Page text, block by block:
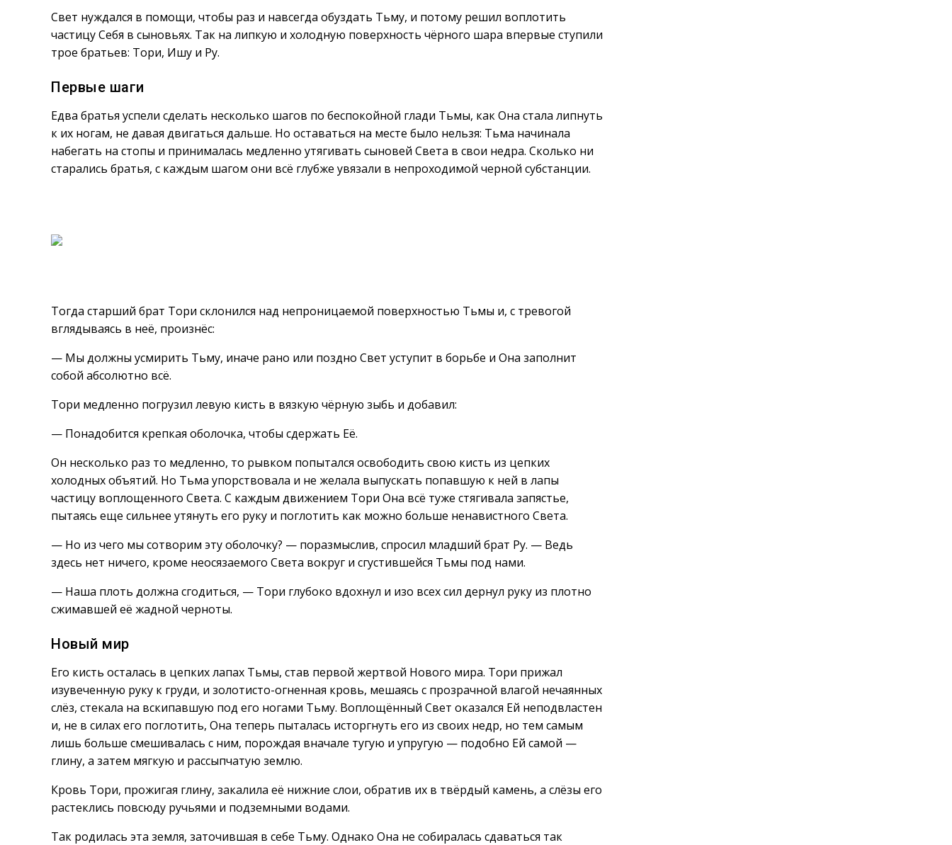
Свет нуждался в помощи, чтобы раз и навсегда обуздать Тьму, и потому решил воплотить
частицу Себя в сыновьях. Так на липкую и холодную поверхность чёрного шара впервые ступили
трое братьев: Тори, Ишу и Ру.
Первые шаги
Едва братья успели сделать несколько шагов по беспокойной глади Тьмы, как Она стала липнуть
к их ногам, не давая двигаться дальше. Но оставаться на месте было нельзя: Тьма начинала
набегать на стопы и принималась медленно утягивать сыновей Света в свои недра. Сколько ни
старались братья, с каждым шагом они всё глубже увязали в непроходимой черной субстанции.
Тогда старший брат Тори склонился над непроницаемой поверхностью Тьмы и, с тревогой
вглядываясь в неё, произнёс:
— Мы должны усмирить Тьму, иначе рано или поздно Свет уступит в борьбе и Она заполнит
собой абсолютно всё.
Тори медленно погрузил левую кисть в вязкую чёрную зыбь и добавил:
— Понадобится крепкая оболочка, чтобы сдержать Её.
Он несколько раз то медленно, то рывком попытался освободить свою кисть из цепких
холодных объятий. Но Тьма упорствовала и не желала выпускать попавшую к ней в лапы
частицу воплощенного Света. С каждым движением Тори Она всё туже стягивала запястье,
пытаясь еще сильнее утянуть его руку и поглотить как можно больше ненавистного Света.
— Но из чего мы сотворим эту оболочку? — поразмыслив, спросил младший брат Ру. — Ведь
здесь нет ничего, кроме неосязаемого Света вокруг и сгустившейся Тьмы под нами.
— Наша плоть должна сгодиться, — Тори глубоко вдохнул и изо всех сил дернул руку из плотно
сжимавшей её жадной черноты.
Новый мир
Его кисть осталась в цепких лапах Тьмы, став первой жертвой Нового мира. Тори прижал
изувеченную руку к груди, и золотисто-огненная кровь, мешаясь с прозрачной влагой нечаянных
слёз, стекала на вскипавшую под его ногами Тьму. Воплощённый Свет оказался Ей неподвластен
и, не в силах его поглотить, Она теперь пыталась исторгнуть его из своих недр, но тем самым
лишь больше смешивалась с ним, порождая вначале тугую и упругую — подобно Ей самой —
глину, а затем мягкую и рассыпчатую землю.
Кровь Тори, прожигая глину, закалила её нижние слои, обратив их в твёрдый камень, а слёзы его
растеклись повсюду ручьями и подземными водами.
Так родилась эта земля, заточившая в себе Тьму. Однако Она не собиралась сдаваться так